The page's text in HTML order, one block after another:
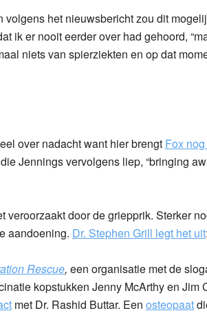
volgens het nieuwsbericht zou dit
ik er nooit eerder over had gehoord,
niets van spierziekten en op dat
over nadacht want hier brengt Fox
Jennings vervolgens liep, “bringing
door de griepprik. Sterker
aandoening. Dr. Stephen Grill legt het uit:
Rescue, een organisatie met de
kopstukken Jenny McArthy en Jim
met Dr. Rashid Buttar. Een osteopaat